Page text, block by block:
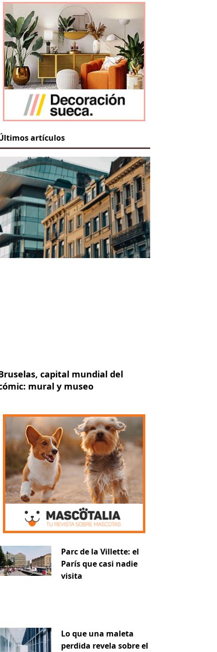
artículos
capital mundial del
mural y museo
Parc de la Villette: el
París que casi nadie
visita
Lo que una maleta
perdida revela sobre el